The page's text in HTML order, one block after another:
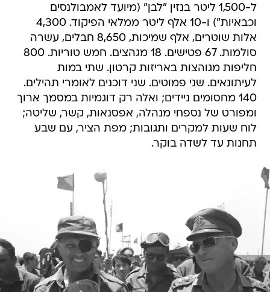
ל-1,500 ליטר בנזין "לבן" (מיועד לאמבולנסים
וכבאיות") ו-10 אלף ליטר ממלאי הפיקוד. 4,300
אלות שוטרים, אלף שמיכות, 8,650 חבלים, עשרה
סולמות. 67 פטישים. 18 מגהצים. חמש טוריות. 800
חליפות מגוהצות באריזות קרטון. שתי במות
לעיתונאים. שני פמוטים. שני דוכנים לאומרי תהילים.
140 מחסומים ניידים; ואלה רק דוגמיות במסמך ארוך
ומפורט של נספחי מנהלה, אפסנאות, קשר, שליטה;
לוח שעות למקרים ותגובות; מפת הציר, עם שבע
תחנות עד לשדה בוקר.